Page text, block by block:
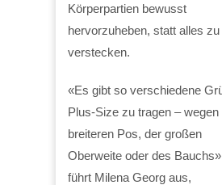
Körperpartien bewusst
hervorzuheben, statt alles zu
verstecken.
«Es gibt so verschiedene
Plus-Size zu tragen – wegen
breiteren Pos, der großen
Oberweite oder des
führt Milena Georg aus,